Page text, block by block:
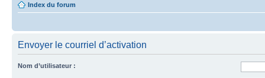
Index du forum
Envoyer le courriel d’activation
Nom d’utilisateur :